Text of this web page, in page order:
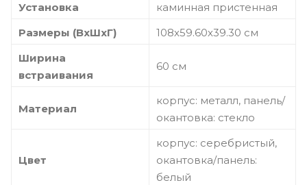
Установка
каминная пристенная
Размеры (ВхШхГ)
108х59.60х39.30 см
Ширина
встраивания
60 см
Материал
корпус: металл, панель/
окантовка: стекло
Цвет
корпус: серебристый,
окантовка/панель:
белый